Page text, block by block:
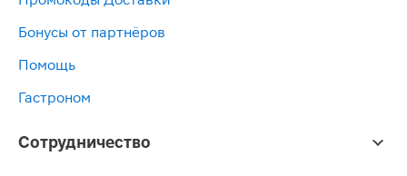
Бонусы от партнёров
Помощь
Гастроном
Сотрудничество